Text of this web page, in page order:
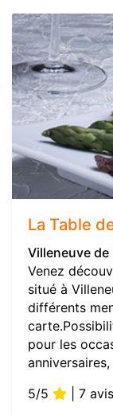
La Table
Villeneuve de
Venez
situé à
différents
pour les
5/5
| 7 avis